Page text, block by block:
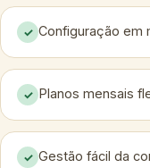
✓ Configuração em
✓ Planos mensais
✓ Gestão fácil da